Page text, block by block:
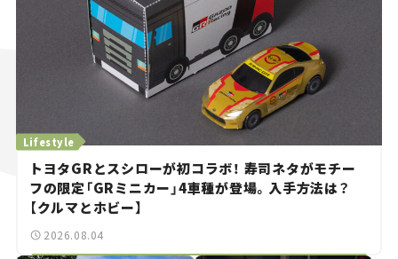
トヨタGRとスシローが初コラボ！ 寿司ネタがモチー
フの限定「GRミニカー」4車種が登場。入手方法は？
【クルマとホビー】
Lifestyle
2026.08.04